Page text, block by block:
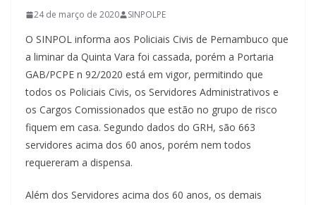
24 de março de 2020 SINPOLPE
O SINPOL informa aos Policiais Civis de Pernambuco que
a liminar da Quinta Vara foi cassada, porém a Portaria
GAB/PCPE n 92/2020 está em vigor, permitindo que
todos os Policiais Civis, os Servidores Administrativos e
os Cargos Comissionados que estão no grupo de risco
fiquem em casa. Segundo dados do GRH, são 663
servidores acima dos 60 anos, porém nem todos
requereram a dispensa.
Além dos Servidores acima dos 60 anos, os demais